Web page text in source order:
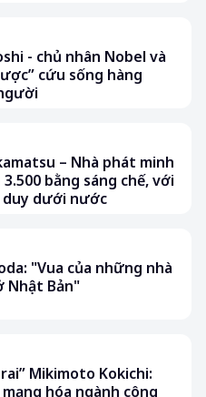
- chủ nhân Nobel và
cứu sống hàng
– Nhà phát minh
bằng sáng chế, với
dưới nước
"Vua của những nhà
Nhật Bản"
Mikimoto Kokichi:
hóa ngành công